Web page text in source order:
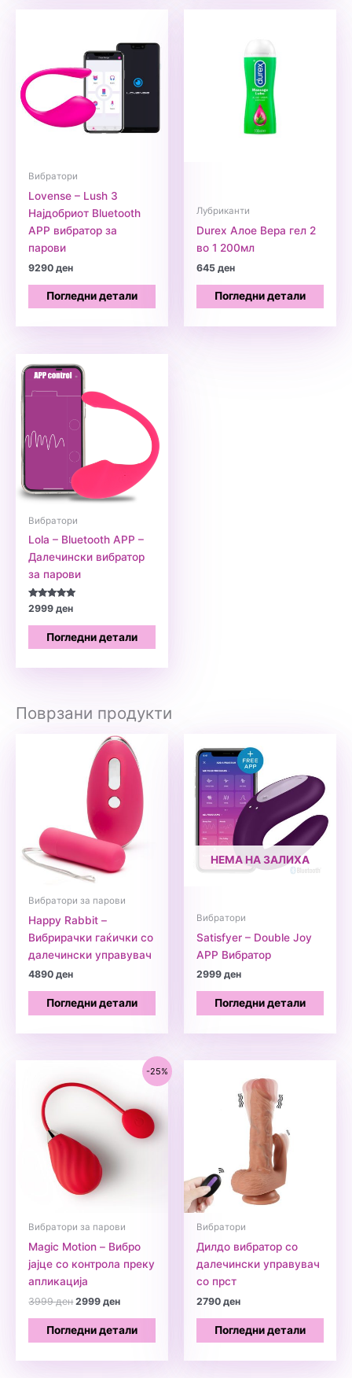
Вибратори
Lovense – Lush 3
Најдобриот Bluetooth
APP вибратор за
парови
9290ден
Погледни детали
Лубриканти
Durex Алое Вера гел 2
во 1 200мл
645ден
Погледни детали
Вибратори
Lola – Bluetooth APP –
Далечински вибратор
за парови
Оценето
5.00
од 5
2999ден
Погледни детали
Поврзани продукти
Вибратори за парови
Happy Rabbit –
Вибрирачки гаќички со
далечински управувач
4890ден
Погледни детали
НЕМА НА ЗАЛИХА
Вибратори
Satisfyer – Double Joy
APP Вибратор
2999ден
Погледни детали
-25%
Вибратори за парови
Magic Motion – Вибро
јајце со контрола преку
апликација
3999денOriginal
was:
3999 ден.
2999денCurrent
is:
Погледни детали
Вибратори
Дилдо вибратор со
далечински управувач
со прст
2790ден
Погледни детали